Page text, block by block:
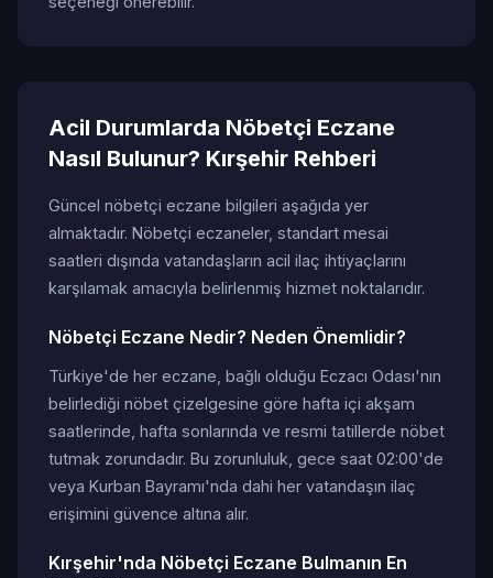
Acil Durumlarda Nöbetçi Eczane
Nasıl Bulunur? Kırşehir Rehberi
Güncel nöbetçi eczane bilgileri aşağıda yer
almaktadır. Nöbetçi eczaneler, standart mesai
saatleri dışında vatandaşların acil ilaç ihtiyaçlarını
karşılamak amacıyla belirlenmiş hizmet noktalarıdır.
Nöbetçi Eczane Nedir? Neden Önemlidir?
Türkiye'de her eczane, bağlı olduğu Eczacı Odası'nın
belirlediği nöbet çizelgesine göre hafta içi akşam
saatlerinde, hafta sonlarında ve resmi tatillerde nöbet
tutmak zorundadır. Bu zorunluluk, gece saat 02:00'de
veya Kurban Bayramı'nda dahi her vatandaşın ilaç
erişimini güvence altına alır.
Kırşehir'nda Nöbetçi Eczane Bulmanın En